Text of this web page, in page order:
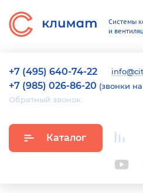
Системы
и
+7 (495) 640-74-22
+7 (985) 026-86-20 (звонки
Обратный звонок
Каталог